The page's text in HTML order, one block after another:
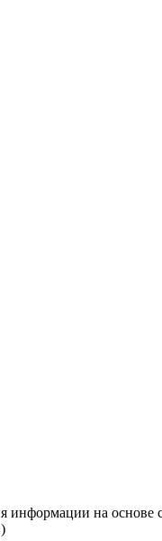
на основе